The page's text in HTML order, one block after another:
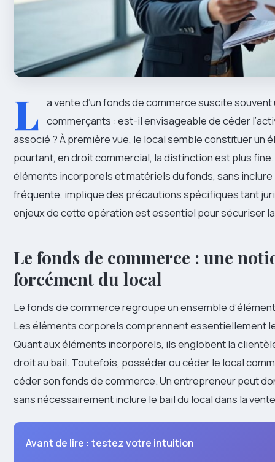
L a vente d’un fonds de commerce suscite
commerçants : est-il envisageable de céder
associé ? À première vue, le local semble constituer un
pourtant, en droit commercial, la distinction est plus
éléments incorporels et matériels du fonds, sans
fréquente, implique des précautions spécifiques tant
enjeux de cette opération est essentiel pour sécuriser
Le fonds de commerce : une
forcément du local
Le fonds de commerce regroupe un ensemble
Les éléments corporels comprennent essentiellement
Quant aux éléments incorporels, ils englobent la
droit au bail. Toutefois, posséder ou céder le local
céder son fonds de commerce. Un entrepreneur peut
sans nécessairement inclure le bail du local dans la
Avant de lire : testez votre intuition